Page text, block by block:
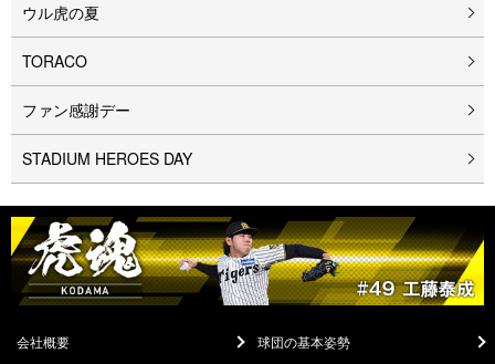
ウル⻁の夏
TORACO
ファン感謝デー
STADIUM HEROES DAY
会社概要
球団の基本姿勢